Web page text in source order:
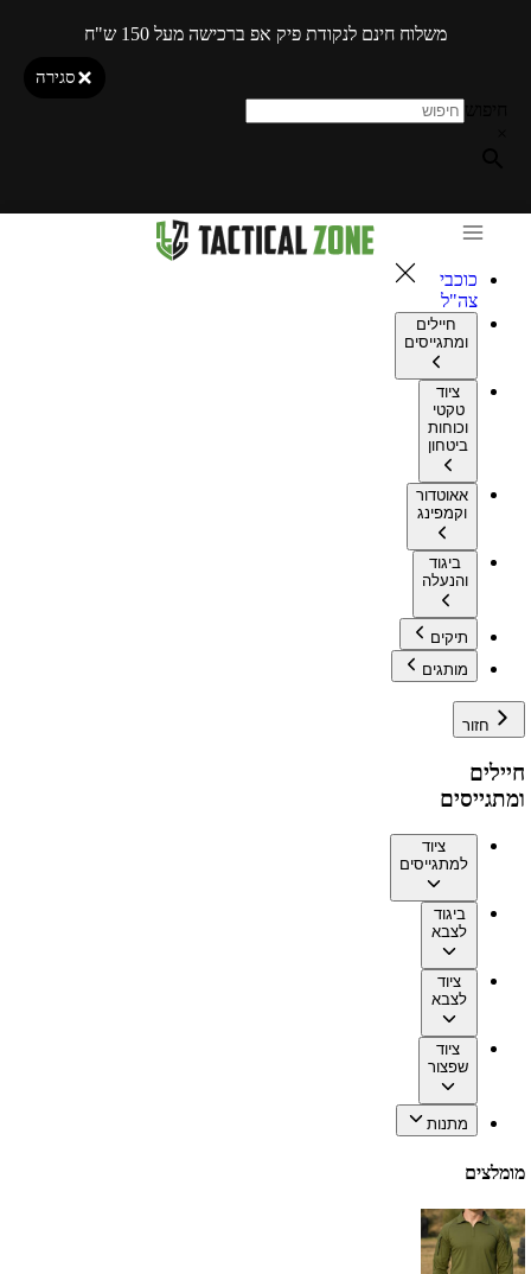
משלוח חינם לנקודת פיק אפ ברכישה מעל 150 ש"ח
סגירה
כוכבי
צה"ל
חיילים
ומתגייסים
ציוד
טקטי
וכוחות
ביטחון
אאוטדור
וקמפינג
ביגוד
והנעלה
תיקים
מותגים
חזור
חיילים
ומתגייסים
ציוד
למתגייסים
ביגוד
לצבא
ציוד
לצבא
ציוד
שפצור
מתנות
מומלצים